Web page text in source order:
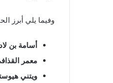
وفيما يلي أبرز
أسامة بن
معمر
ويتني